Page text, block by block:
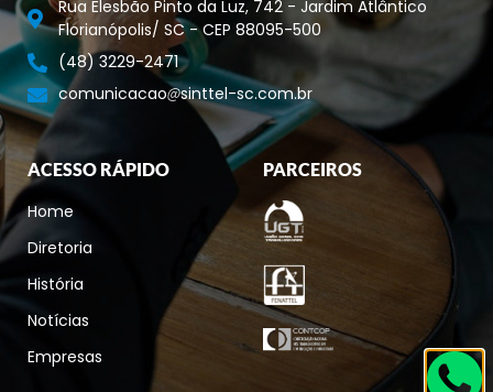
Rua Elesbão Pinto da Luz, 742 - Jardim Atlântico
Florianópolis/ SC - CEP 88095-500
(48) 3229-2471
comunicacao
sinttel-sc.com.br
ACESSO RÁPIDO
Home
Diretoria
História
Notícias
Empresas
PARCEIROS